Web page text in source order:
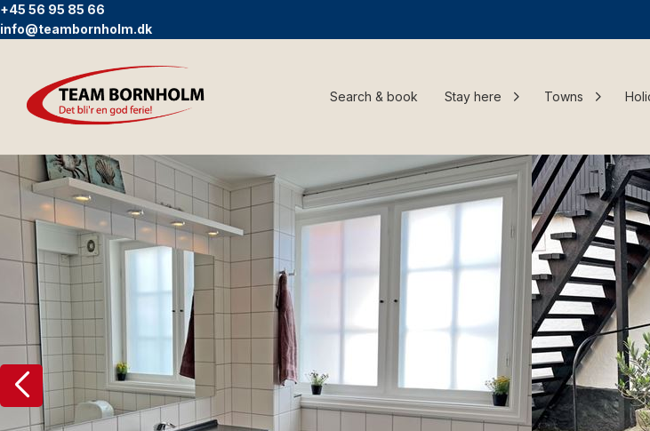
+45 56 95 85 66
info@teambornholm.dk
Search & book Stay here Towns